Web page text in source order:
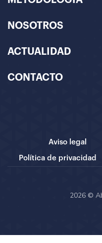
NOSOTROS
ACTUALIDAD
CONTACTO
Aviso legal
Política de privacidad
2026 ©